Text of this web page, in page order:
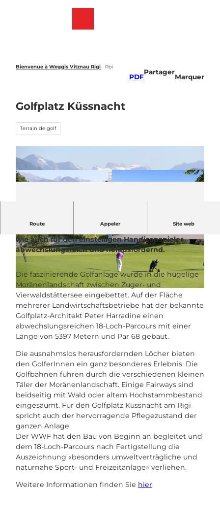
Bienvenue à Weggis Vitznau Rigi Poi
PDF
Partager
Marquer
Golfplatz Küssnacht
Terrain de golf
© Gäste-Service Rigi
© Gäste-Service Rigi © Gäste-Service Rigi
Route Appeler Site web
Der attraktive 18-Loch-Parcours ist für Anfänger,
wie auch für den einstelligen Handicapspieler
abwechslungsreich und herausfordernd.
Die faszinierende Golfanlage wurde in die hügelige
Moränenlandschaft zwischen Zuger- und
Vierwaldstättersee eingebettet. Auf der Fläche
mehrerer Landwirtschaftsbetriebe hat der bekannte
Golfplatz-Architekt Peter Harradine einen
abwechslungsreichen 18-Loch-Parcours mit einer
Länge von 5397 Metern und Par 68 gebaut.
Die ausnahmslos herausfordernden Löcher bieten
den GolferInnen ein ganz besonderes Erlebnis. Die
Golfbahnen führen durch die verschiedenen kleinen
Täler der Moränenlandschaft. Einige Fairways sind
beidseitig mit Wald oder altem Hochstammbestand
eingesäumt. Für den Golfplatz Küssnacht am Rigi
spricht auch der hervorragende Pflegezustand der
ganzen Anlage.
Der WWF hat den Bau von Beginn an begleitet und
dem 18-Loch-Parcours nach Fertigstellung die
Auszeichnung «besonders umweltverträgliche und
naturnahe Sport- und Freizeitanlage» verliehen.
Weitere Informationen finden Sie hier.